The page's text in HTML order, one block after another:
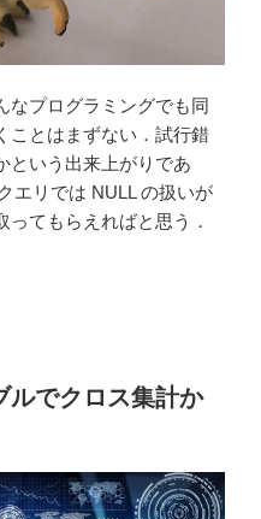
プログラミングでも同
ことはまずない．試行錯
という出来上がりであ
エリでは NULL の扱いが
てもらえればと思う．
ルでクロス集計か